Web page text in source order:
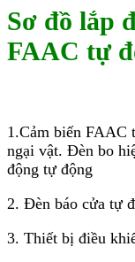
Sơ đồ lắp
FAAC tự
1.Cảm biến FAAC
ngại vật. Đèn bo
động tự động
2. Đèn báo cửa tự
3. Thiết bị điều